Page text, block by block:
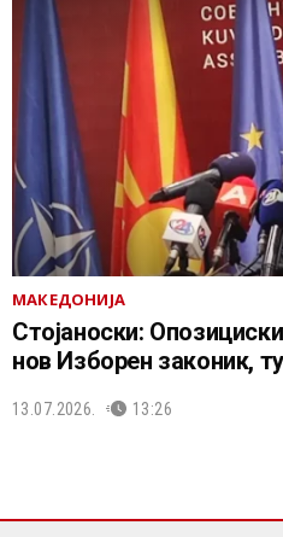
МАКЕДОНИЈА
Стојаноски:
нов Изборен законик,
13.07.2026. 13:26